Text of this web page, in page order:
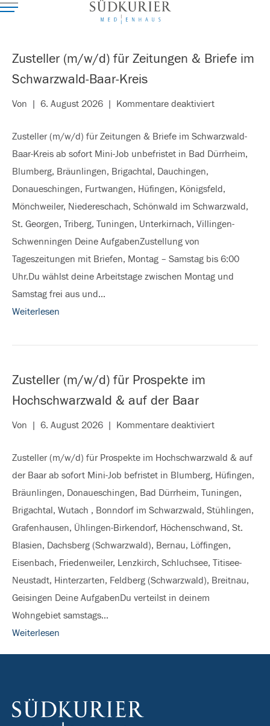
Zusteller (m/w/d) für Zeitungen & Briefe im
Schwarzwald-Baar-Kreis
Von | 6. August 2026 | Kommentare deaktiviertfür
(m/w/d)
für
&
Briefe
im
Baar-
Kreis
Zusteller (m/w/d) für Zeitungen & Briefe im Schwarzwald-
Baar-Kreis ab sofort Mini-Job unbefristet in Bad Dürrheim,
Blumberg, Bräunlingen, Brigachtal, Dauchingen,
Donaueschingen, Furtwangen, Hüfingen, Königsfeld,
Mönchweiler, Niedereschach, Schönwald im Schwarzwald,
St. Georgen, Triberg, Tuningen, Unterkirnach, Villingen-
Schwenningen Deine AufgabenZustellung von
Tageszeitungen mit Briefen, Montag – Samstag bis 6:00
Uhr.Du wählst deine Arbeitstage zwischen Montag und
Samstag frei aus und…
Weiterlesen
Zusteller (m/w/d) für Prospekte im
Hochschwarzwald & auf der Baar
Von | 6. August 2026 | Kommentare deaktiviertfür
(m/w/d)
für
Prospekte
im
&
auf
der
Zusteller (m/w/d) für Prospekte im Hochschwarzwald & auf
der Baar ab sofort Mini-Job befristet in Blumberg, Hüfingen,
Bräunlingen, Donaueschingen, Bad Dürrheim, Tuningen,
Brigachtal, Wutach , Bonndorf im Schwarzwald, Stühlingen,
Grafenhausen, Ühlingen-Birkendorf, Höchenschwand, St.
Blasien, Dachsberg (Schwarzwald), Bernau, Löffingen,
Eisenbach, Friedenweiler, Lenzkirch, Schluchsee, Titisee-
Neustadt, Hinterzarten, Feldberg (Schwarzwald), Breitnau,
Geisingen Deine AufgabenDu verteilst in deinem
Wohngebiet samstags…
Weiterlesen